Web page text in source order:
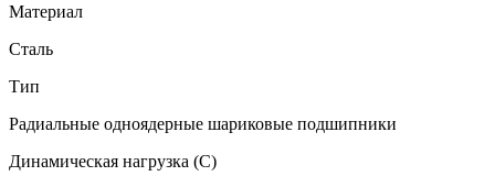
Материал
Сталь
Тип
Радиальные одноядерные шариковые подшипники
Динамическая нагрузка (C)